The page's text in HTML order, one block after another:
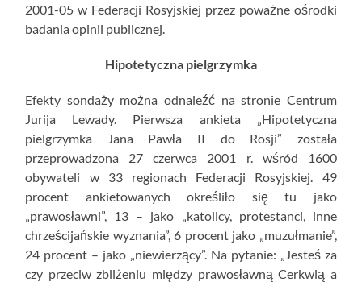
2001-05 w Federacji Rosyjskiej przez poważne ośrodki
badania opinii publicznej.
Hipotetyczna pielgrzymka
Efekty sondaży można odnaleźć na stronie Centrum
Jurija Lewady. Pierwsza ankieta „Hipotetyczna
pielgrzymka Jana Pawła II do Rosji” została
przeprowadzona 27 czerwca 2001 r. wśród 1600
obywateli w 33 regionach Federacji Rosyjskiej. 49
procent ankietowanych określiło się tu jako
„prawosławni”, 13 – jako „katolicy, protestanci, inne
chrześcijańskie wyznania”, 6 procent jako „muzułmanie”,
24 procent – jako „niewierzący”. Na pytanie: „Jesteś za
czy przeciw zbliżeniu między prawosławną Cerkwią a